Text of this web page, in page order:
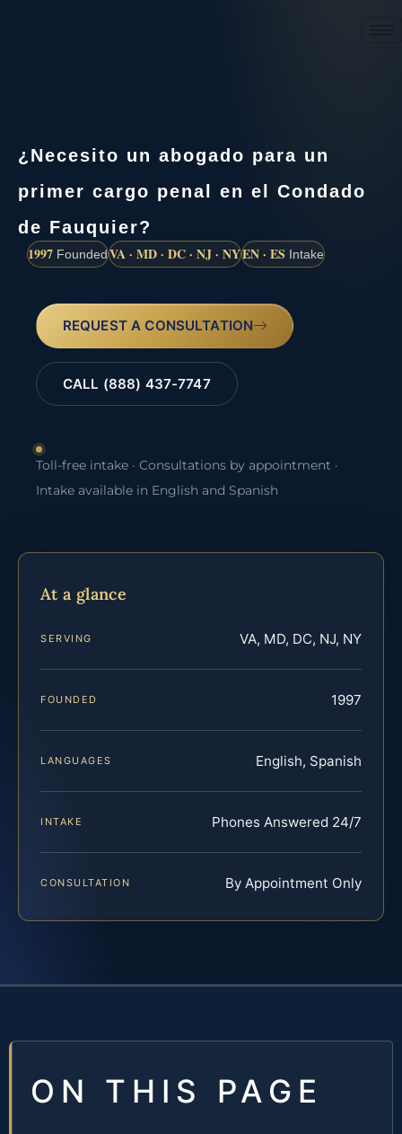
¿Necesito un abogado para un
primer cargo penal en el Condado
de Fauquier?
1997 FoundedVA · MD · DC · NJ · NYEN · ES Intake
REQUEST A CONSULTATION
CALL (888) 437-7747
Toll-free intake · Consultations by appointment ·
Intake available in English and Spanish
At a glance
SERVING VA, MD, DC, NJ, NY
FOUNDED 1997
LANGUAGES English, Spanish
INTAKE Phones Answered 24/7
CONSULTATION By Appointment Only
ON THIS PAGE